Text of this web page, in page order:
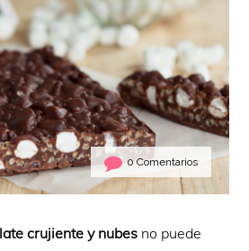
0 Comentarios
crujiente y nubes no puede